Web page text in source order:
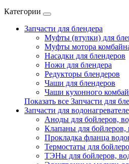
Категории
Запчасти для блендера
Муфты (втулки) для
Муфты мотора
Насадки для блендеров
Ножи для блендера
Редукторы блендеров
Чаши для блендеров
Чаши кухонного
Показать все Запчасти для
Запчасти для
Аноды для бойлеров,
Клапаны для бойлеров,
Прокладка фланца
Термостаты для
ТЭНы для бойлеров,